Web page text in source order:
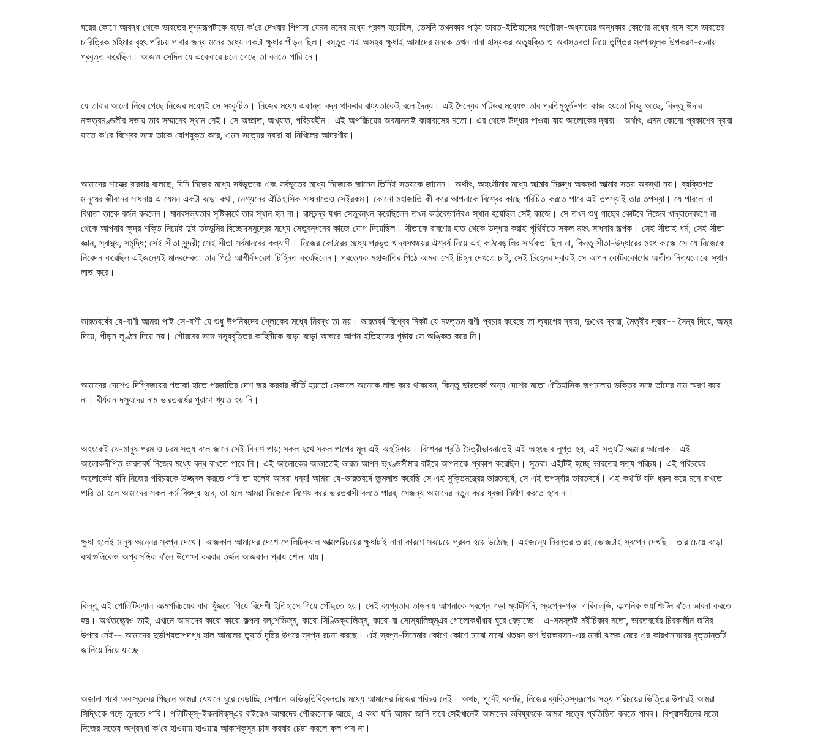
ঘরের কোণে আবদ্ধ থেকে ভারতের দৃশ্যরূপটাকে বড়ো ক'রে দেখবার পিপাসা যেমন মনের মধ্যে প্রবল হয়েছিল, তেমনি তখনকার পাঠ্য ভারত-ইতিহাসের অগৌরব-অধ্যায়ের অন্ধকার কোণের মধ্যে বসে বসে ভারতের
চারিত্রিক মহিমার বৃহৎ পরিচয় পাবার জন্য মনের মধ্যে একটা ক্ষুধার পীড়ন ছিল। বস্তুত এই অসহ্য ক্ষুধাই আমাদের মনকে তখন নানা হাস্যকর অত্যুক্তি ও অবাস্তবতা নিয়ে তৃপ্তির স্বপ্নমূলক উপকরণ-রচনায়
প্রবৃত্ত করেছিল। আজও সেদিন যে একেবারে চলে গেছে তা বলতে পারি নে।
যে তারার আলো নিবে গেছে নিজের মধ্যেই সে সংকুচিত। নিজের মধ্যে একান্ত বদ্ধ থাকবার বাধ্যতাকেই বলে দৈন্য। এই দৈন্যের গণ্ডির মধ্যেও তার প্রতিমুহূর্ত-গত কাজ হয়তো কিছু আছে, কিন্তু উদার
নক্ষত্রমণ্ডলীর সভায় তার সম্মানের স্থান নেই। সে অজ্ঞাত, অখ্যাত, পরিচয়হীন। এই অপরিচয়ের অবমাননাই কারাবাসের মতো। এর থেকে উদ্ধার পাওয়া যায় আলোকের দ্বারা। অর্থাৎ, এমন কোনো প্রকাশের দ্বারা
যাতে ক'রে বিশ্বের সঙ্গে তাকে যোগযুক্ত করে, এমন সত্যের দ্বারা যা নিখিলের আদরণীয়।
আমাদের শাস্ত্রে বারবার বলেছে, যিনি নিজের মধ্যে সর্বভূতকে এবং সর্বভূতের মধ্যে নিজেকে জানেন তিনিই সত্যকে জানেন। অর্থাৎ, অহংসীমার মধ্যে আত্মার নিরুদ্ধ অবস্থা আত্মার সত্য অবস্থা নয়। ব্যক্তিগত
মানুষের জীবনের সাধনায় এ যেমন একটা বড়ো কথা, নেশ্যনের ঐতিহাসিক সাধনাতেও সেইরকম। কোনো মহাজাতি কী করে আপনাকে বিশ্বের কাছে পরিচিত করতে পারে এই তপস্যাই তার তপস্যা। যে পারলে না
বিধাতা তাকে বর্জন করলেন। মানবসভ্যতার সৃষ্টিকার্যে তার স্থান হল না। রামচন্দ্র যখন সেতুবন্ধন করেছিলেন তখন কাঠবেড়ালিরও স্থান হয়েছিল সেই কাজে। সে তখন শুধু গাছের কোটরে নিজের খাদ্যান্বেষণে না
থেকে আপনার ক্ষুদ্র শক্তি নিয়েই দুই তটভূমির বিচ্ছেদসমুদ্রের মধ্যে সেতুবন্ধনের কাজে যোগ দিয়েছিল। সীতাকে রাবণের হাত থেকে উদ্ধার করাই পৃথিবীতে সকল মহৎ সাধনার রূপক। সেই সীতাই ধর্ম; সেই সীতা
জ্ঞান, স্বাস্থ্য, সমৃদ্ধি; সেই সীতা সুন্দরী; সেই সীতা সর্বমানবের কল্যাণী। নিজের কোটরের মধ্যে প্রভূত খাদ্যসঞ্চয়ের ঐশ্বর্য নিয়ে এই কাঠবেড়ালির সার্থকতা ছিল না, কিন্তু সীতা-উদ্ধারের মহৎ কাজে সে যে নিজেকে
নিবেদন করেছিল এইজন্যেই মানবদেবতা তার পিঠে আশীর্বাদরেখা চিহ্নিত করেছিলেন। প্রত্যেক মহাজাতির পিঠে আমরা সেই চিহ্ন দেখতে চাই, সেই চিহ্নের দ্বারাই সে আপন কোটরকোণের অতীত নিত্যলোকে স্থান
লাভ করে।
ভারতবর্ষের যে-বাণী আমরা পাই সে-বাণী যে শুধু উপনিষদের শ্লোকের মধ্যে নিবদ্ধ তা নয়। ভারতবর্ষ বিশ্বের নিকট যে মহত্তম বাণী প্রচার করেছে তা ত্যাগের দ্বারা, দুঃখের দ্বারা, মৈত্রীর দ্বারা-- সৈন্য দিয়ে, অস্ত্র
দিয়ে, পীড়ন লুণ্ঠন দিয়ে নয়। গৌরবের সঙ্গে দস্যুবৃত্তির কাহিনীকে বড়ো বড়ো অক্ষরে আপন ইতিহাসের পৃষ্ঠায় সে অঙ্কিত করে নি।
আমাদের দেশেও দিগ্বিজয়ের পতাকা হাতে পরজাতির দেশ জয় করবার কীর্তি হয়তো সেকালে অনেকে লাভ করে থাকবেন, কিন্তু ভারতবর্ষ অন্য দেশের মতো ঐতিহাসিক জপমালায় ভক্তির সঙ্গে তাঁদের নাম স্মরণ করে
না। বীর্যবান দস্যুদের নাম ভারতবর্ষের পুরাণে খ্যাত হয় নি।
অহংকেই যে-মানুষ পরম ও চরম সত্য বলে জানে সেই বিনাশ পায়; সকল দুঃখ সকল পাপের মূল এই অহমিকায়। বিশ্বের প্রতি মৈত্রীভাবনাতেই এই অহংভাব লুপ্ত হয়, এই সত্যটি আত্মার আলোক। এই
আলোকদীপ্তি ভারতবর্ষ নিজের মধ্যে বন্ধ রাখতে পারে নি। এই আলোকের আভাতেই ভারত আপন ভূখণ্ডসীমার বাইরে আপনাকে প্রকাশ করেছিল। সুতরাং এইটিই হচ্ছে ভারতের সত্য পরিচয়। এই পরিচয়ের
আলোকেই যদি নিজের পরিচয়কে উজ্জ্বল করতে পারি তা হলেই আমরা ধন্য! আমরা যে-ভারতবর্ষে জন্মলাভ করেছি সে এই মুক্তিমন্ত্রের ভারতবর্ষে, সে এই তপস্বীর ভারতবর্ষে। এই কথাটি যদি ধ্রুব করে মনে রাখতে
পারি তা হলে আমাদের সকল কর্ম বিশুদ্ধ হবে, তা হলে আমরা নিজেকে বিশেষ করে ভারতবাসী বলতে পারব, সেজন্য আমাদের নতুন করে ধ্বজা নির্মাণ করতে হবে না।
ক্ষুধা হলেই মানুষ অন্নের স্বপ্ন দেখে। আজকাল আমাদের দেশে পোলিটিক্যাল আত্মপরিচয়ের ক্ষুধাটাই নানা কারণে সবচেয়ে প্রবল হয়ে উঠেছে। এইজন্যে নিরন্তর তারই ভোজটাই স্বপ্নে দেখছি। তার চেয়ে বড়ো
কথাগুলিকেও অপ্রাসঙ্গিক ব'লে উপেক্ষা করবার তর্জন আজকাল প্রায় শোনা যায়।
কিন্তু এই পোলিটিক্যাল আত্মপরিচয়ের ধারা খুঁজতে গিয়ে বিদেশী ইতিহাসে গিয়ে পৌঁছতে হয়। সেই ব্যগ্রতার তাড়নায় আপনাকে স্বপ্নে গড়া ম্যাট্‌সিনি, স্বপ্নে-গড়া গারিবাল্‌ডি, কাল্পনিক ওয়াশিংটন ব'লে ভাবনা করতে
হয়। অর্থতত্ত্বেও তাই; এখানে আমাদের কারো কারো কল্পনা বল্‌শেভিজ্‌ম্‌, কারো সিণ্ডিক্যালিজ্‌ম্‌, কারো বা সোস্যালিজ্‌ম্‌এর গোলোকধাঁধায় ঘুরে বেড়াচ্ছে। এ-সমস্তই মরীচিকার মতো, ভারতবর্ষের চিরকালীন জমির
উপরে নেই-- আমাদের দুর্ভাগ্যতাপদগ্ধ হাল আমলের তৃষার্ত দৃষ্টির উপরে স্বপ্ন রচনা করছে। এই স্বপ্ন-সিনেমার কোণে কোণে মাঝে মাঝে খতধন ভশ উয়ক্ষষসন-এর মার্কা ঝলক মেরে এর কারখানাঘরের বৃত্তান্তটি
জানিয়ে দিয়ে যাচ্ছে।
অজানা পথে অবাস্তবের পিছনে আমরা যেখানে ঘুরে বেড়াচ্ছি সেখানে অভিভূতিবিহ্বলতার মধ্যে আমাদের নিজের পরিচয় নেই। অথচ, পূর্বেই বলেছি, নিজের ব্যক্তিস্বরূপের সত্য পরিচয়ের ভিত্তির উপরেই আমরা
সিদ্ধিকে গড়ে তুলতে পারি। পলিটিক্‌স্‌-ইকনমিক্‌স্‌এর বাইরেও আমাদের গৌরবলোক আছে, এ কথা যদি আমরা জানি তবে সেইখানেই আমাদের ভবিষ্যৎকে আমরা সত্যে প্রতিষ্ঠিত করতে পারব। বিশ্বাসহীনের মতো
নিজের সত্যে অশ্রদ্ধা ক'রে হাওয়ায় হাওয়ায় আকাশকুসুম চাষ করবার চেষ্টা করলে ফল পাব না।